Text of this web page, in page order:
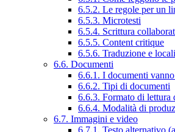
6.5.2. Le regole per un
6.5.3. Microtesti
6.5.4. Scrittura
6.5.5. Content critique
6.5.6. Traduzione e
6.6. Documenti
6.6.1. I documenti
6.6.2. Tipi di documenti
6.6.3. Formato di lettura
6.6.4. Modalità di
6.7. Immagini e video
6.7.1. Testo alternativo